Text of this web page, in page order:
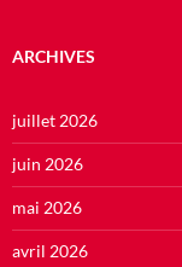
ARCHIVES
juillet 2026
juin 2026
mai 2026
avril 2026